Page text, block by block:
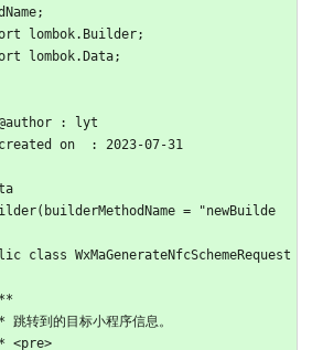
lombok.Builder;
lombok.Data;
: lyt
on  : 2023-07-31
= "newBuilde
class WxMaGenerateNfcSchemeRequest
**
* 跳转到的目标小程序信息。
* <pre>